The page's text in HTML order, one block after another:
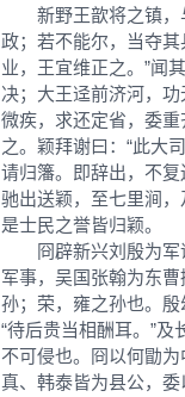
新野王歆将之镇，与
政；若不能尔，当夺其
业，王宜维正之。”闻
决；大王迳前济河，
微疾，求还定省，委
之。颖拜谢曰：“此大
请归籓。即辞出，不复
驰出送颖，至七里涧
是士民之誉皆归颖。
冏辟新兴刘殷为军
军事，吴国张翰为东
孙；荣，雍之孙也。殷
“待后贵当相酬耳。”
不可侵也。冏以何勖
真、韩泰皆为县公，委